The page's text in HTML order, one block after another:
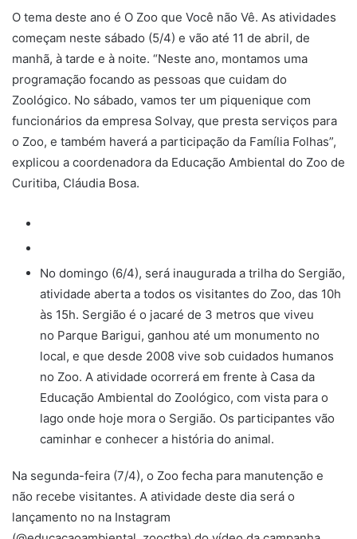
O tema deste ano é O Zoo que Você não Vê. As atividades
começam neste sábado (5/4) e vão até 11 de abril, de
manhã, à tarde e à noite. “Neste ano, montamos uma
programação focando as pessoas que cuidam do
Zoológico. No sábado, vamos ter um piquenique com
funcionários da empresa Solvay, que presta serviços para
o Zoo, e também haverá a participação da Família Folhas”,
explicou a coordenadora da Educação Ambiental do Zoo de
Curitiba, Cláudia Bosa.
No domingo (6/4), será inaugurada a trilha do Sergião,
atividade aberta a todos os visitantes do Zoo, das 10h
às 15h. Sergião é o jacaré de 3 metros que viveu
no Parque Barigui, ganhou até um monumento no
local, e que desde 2008 vive sob cuidados humanos
no Zoo. A atividade ocorrerá em frente à Casa da
Educação Ambiental do Zoológico, com vista para o
lago onde hoje mora o Sergião. Os participantes vão
caminhar e conhecer a história do animal.
Na segunda-feira (7/4), o Zoo fecha para manutenção e
não recebe visitantes. A atividade deste dia será o
lançamento no na Instagram